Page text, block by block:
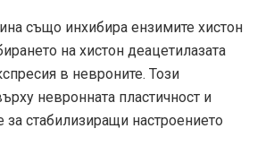
също инхибира ензимите хистон
на хистон деацетилазата
в невроните. Този
невронната пластичност и
стабилизиращи настроението